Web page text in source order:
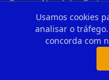
Usamos cookies
analisar o
concorda com